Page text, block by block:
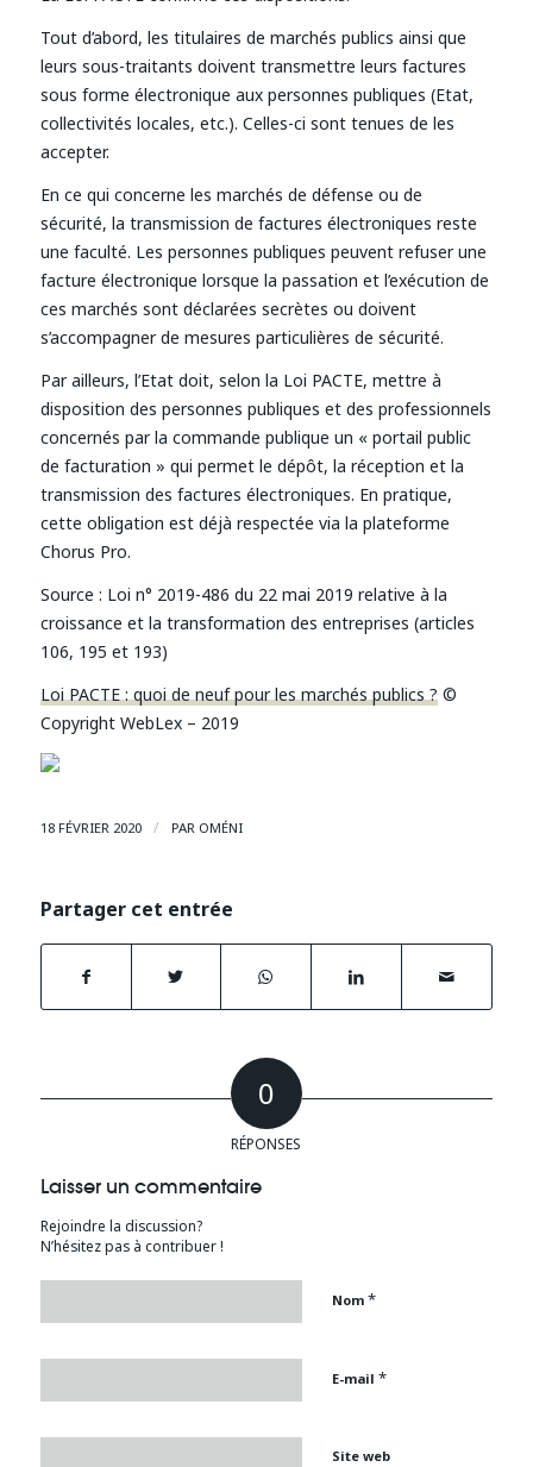
Tout d’abord, les titulaires de marchés publics ainsi que
leurs sous-traitants doivent transmettre leurs factures
sous forme électronique aux personnes publiques (Etat,
collectivités locales, etc.). Celles-ci sont tenues de les
accepter.
En ce qui concerne les marchés de défense ou de
sécurité, la transmission de factures électroniques reste
une faculté. Les personnes publiques peuvent refuser une
facture électronique lorsque la passation et l’exécution de
ces marchés sont déclarées secrètes ou doivent
s’accompagner de mesures particulières de sécurité.
Par ailleurs, l’Etat doit, selon la Loi PACTE, mettre à
disposition des personnes publiques et des professionnels
concernés par la commande publique un « portail public
de facturation » qui permet le dépôt, la réception et la
transmission des factures électroniques. En pratique,
cette obligation est déjà respectée via la plateforme
Chorus Pro.
Source : Loi n° 2019-486 du 22 mai 2019 relative à la
croissance et la transformation des entreprises (articles
106, 195 et 193)
Loi PACTE : quoi de neuf pour les marchés publics ? ©
Copyright WebLex – 2019
18 FÉVRIER 2020 / PAR OMÉNI
Partager cet entrée
0
RÉPONSES
Laisser un commentaire
Rejoindre la discussion?
N’hésitez pas à contribuer !
Nom *
E-mail *
Site web